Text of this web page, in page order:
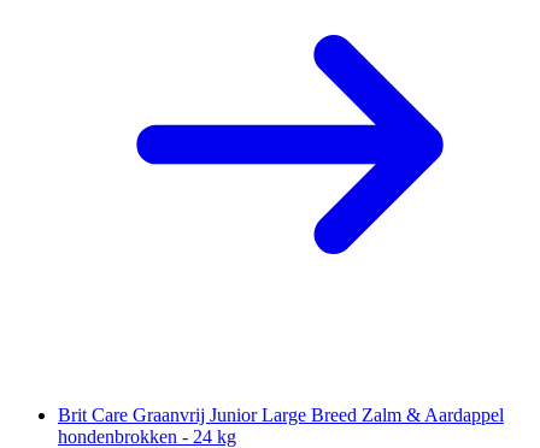
Brit Care Graanvrij Junior Large Breed Zalm & Aardappel
hondenbrokken - 24 kg